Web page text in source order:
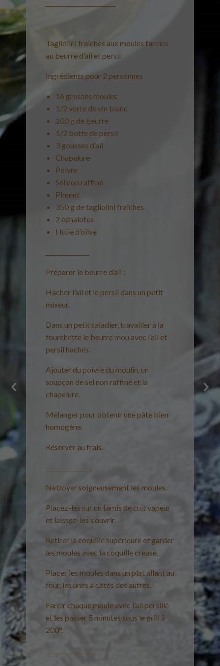
Tagliolini fraîches aux moules farcies
au beurre d’ail et persil
Ingrédients pour 2 personnes
16 grosses moules
1/2 verre de vin blanc
100 g de beurre
1/2 botte de persil
3 gousses d’ail
Chapelure
Poivre
Sel non raffiné
Piment
350 g de tagliolini fraîches
2 échalotes
Huile d’olive
Préparer le beurre d’ail :
Hacher l’ail et le persil dans un petit
mixeur.
Dans un petit saladier, travailler à la
fourchette le beurre mou avec l’ail et
persil hachés.
Ajouter du poivre du moulin, un
soupçon de sel non raffiné et la
chapelure.
Mélanger pour obtenir une pâte bien
homogène.
Réserver au frais.
Nettoyer soigneusement les moules.
Placez-les sur un tamis de cuit vapeur
et laissez-les s’ouvrir.
Retirer la coquille supérieure et garder
les moules avec la coquille creuse.
Placer les moules dans un plat allant au
four, les unes à côtés des autres.
Farcir chaque moule avec l’ail persillé
et les passer 5 minutes sous le grill à
200°.